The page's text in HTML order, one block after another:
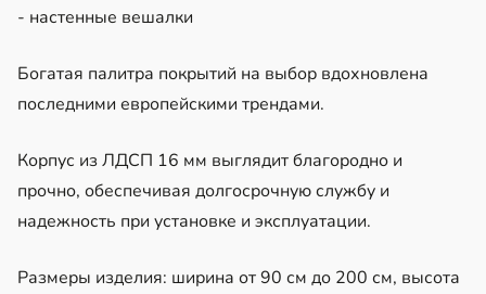
- настенные вешалки
Богатая палитра покрытий на выбор вдохновлена
последними европейскими трендами.
Корпус из ЛДСП 16 мм выглядит благородно и
прочно, обеспечивая долгосрочную службу и
надежность при установке и эксплуатации.
Размеры изделия: ширина от 90 см до 200 см, высота